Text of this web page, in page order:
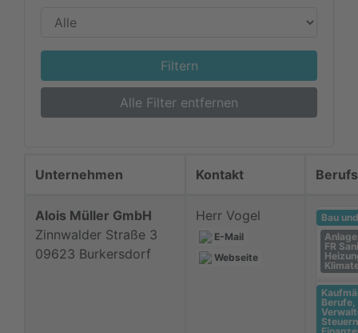
Filtern
Alle Filter entfernen
Unternehmen Kontakt
Alois Müller GmbH
Zinnwalder Straße 3
09623 Burkersdorf
Herr Vogel
E-Mail
Webseite
Bau
FR
Berufe,